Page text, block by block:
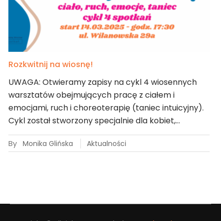
Rozkwitnij na wiosnę!
UWAGA: Otwieramy zapisy na cykl 4 wiosennych
warsztatów obejmujących pracę z ciałem i
emocjami, ruch i choreoterapię (taniec intuicyjny).
Cykl został stworzony specjalnie dla kobiet,…
By Monika Glińska Aktualności